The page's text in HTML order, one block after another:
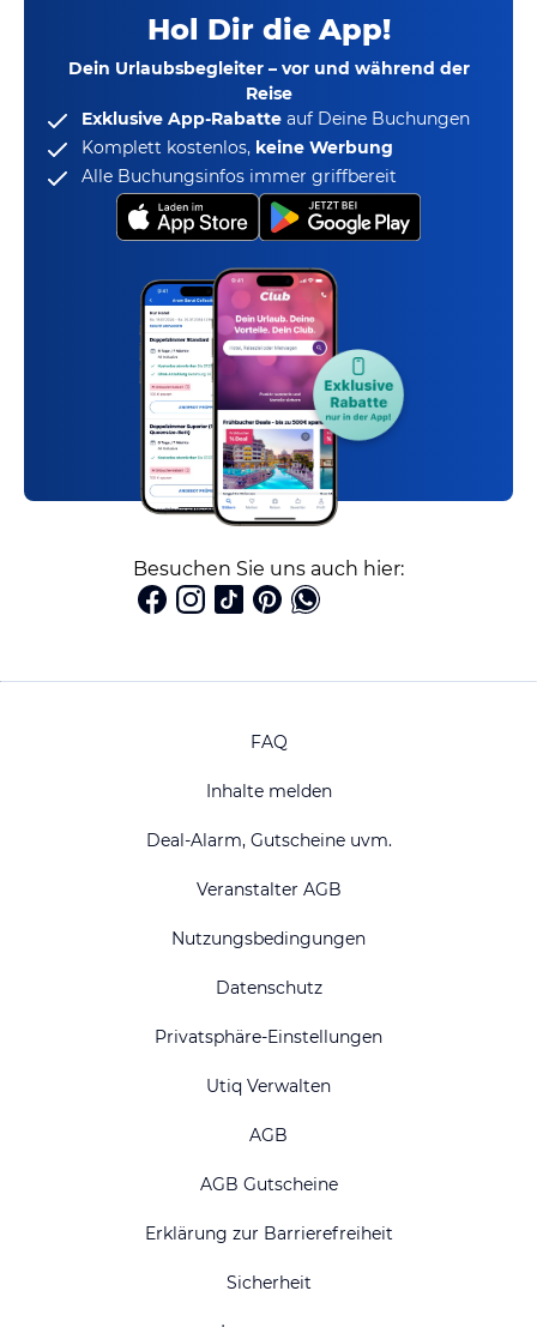
Hol Dir die App!
Dein Urlaubsbegleiter – vor und während der
Reise
Exklusive App-Rabatte auf Deine Buchungen
Komplett kostenlos, keine Werbung
Alle Buchungsinfos immer griffbereit
Besuchen Sie uns auch hier:
FAQ
Inhalte melden
Deal-Alarm, Gutscheine uvm.
Veranstalter AGB
Nutzungsbedingungen
Datenschutz
Privatsphäre-Einstellungen
Utiq Verwalten
AGB
AGB Gutscheine
Erklärung zur Barrierefreiheit
Sicherheit